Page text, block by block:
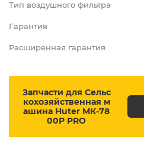
Тип воздушного фильтра
Гарантия
Расширенная гарантия
Запчасти для Сельс
кохозяйственная м
ашина Huter МК-78
00P PRO